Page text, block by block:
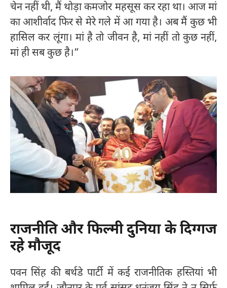
चेन नहीं थी, मैं थोड़ा कमजोर महसूस कर रहा था। आज मां
का आशीर्वाद फिर से मेरे गले में आ गया है। अब मैं कुछ भी
हासिल कर लूंगा। मां है तो जीवन है, मां नहीं तो कुछ नहीं,
मां ही सब कुछ है।”
राजनीति और फिल्मी दुनिया के दिग्गज
रहे मौजूद
पवन सिंह की बर्थडे पार्टी में कई राजनीतिक हस्तियां भी